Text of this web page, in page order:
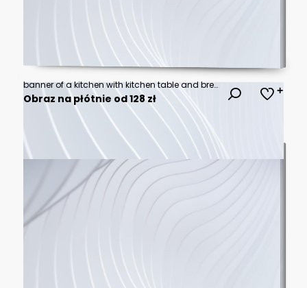
banner of a kitchen with kitchen table and breakfast at the kitchen counter top white cupboards and wooden floor
Obraz na płótnie od 128 zł